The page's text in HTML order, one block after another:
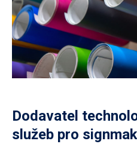
Dodavatel
služeb pro